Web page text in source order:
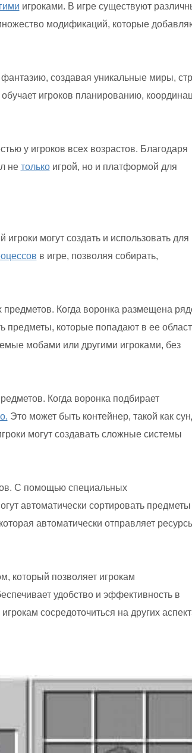
игроками. В игре существуют
модификаций, которые
создавая уникальные миры,
игроков планированию,
у игроков всех возрастов. Благодаря
не толькоигрой, но и платформой для
могут создать и использовать для
в игре, позволяя собирать,
предметов. Когда воронка размещена
предметы, которые попадают в ее
мобами или другими игроками, без
Когда воронка подбирает
Это может быть контейнер, такой как
могут создавать сложные системы
С помощью специальных
автоматически сортировать
автоматически отправляет
который позволяет игрокам
удобство и эффективность в
сосредоточиться на других